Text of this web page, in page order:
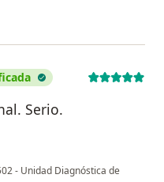
Serio.
- Unidad Diagnóstica de